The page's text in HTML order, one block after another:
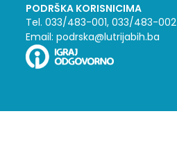
PODRŠKA KORISNICIMA
Tel. 033/483-001, 033/483-002
Email: podrska@lutrijabih.ba